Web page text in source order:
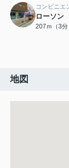
コンビニエ
ローソン
207ｍ（3分
地図